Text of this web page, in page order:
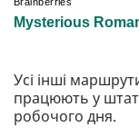
Усі інші
працюють у
робочого дня.